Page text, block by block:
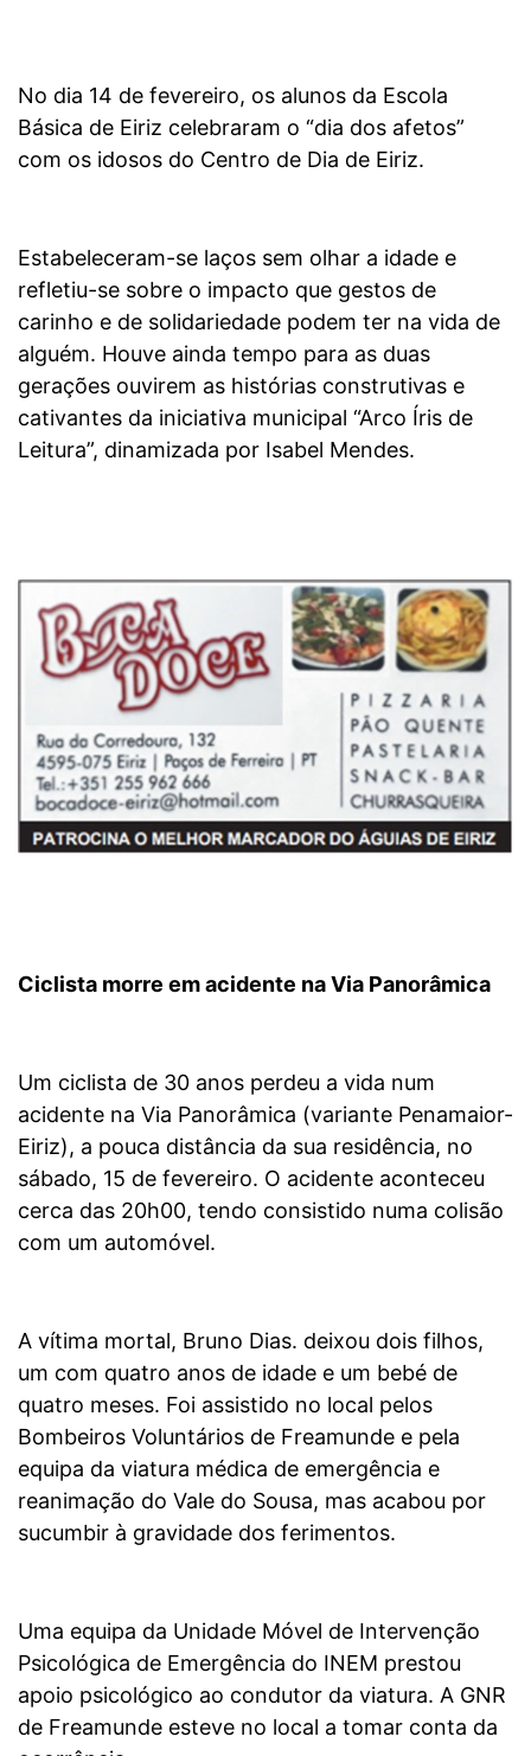
No dia 14 de fevereiro, os alunos da Escola
Básica de Eiriz celebraram o “dia dos afetos”
com os idosos do Centro de Dia de Eiriz.
Estabeleceram-se laços sem olhar a idade e
refletiu-se sobre o impacto que gestos de
carinho e de solidariedade podem ter na vida de
alguém. Houve ainda tempo para as duas
gerações ouvirem as histórias construtivas e
cativantes da iniciativa municipal “Arco Íris de
Leitura”, dinamizada por Isabel Mendes.
Ciclista morre em acidente na Via Panorâmica
Um ciclista de 30 anos perdeu a vida num
acidente na Via Panorâmica (variante Penamaior-
Eiriz), a pouca distância da sua residência, no
sábado, 15 de fevereiro. O acidente aconteceu
cerca das 20h00, tendo consistido numa colisão
com um automóvel.
A vítima mortal, Bruno Dias. deixou dois filhos,
um com quatro anos de idade e um bebé de
quatro meses. Foi assistido no local pelos
Bombeiros Voluntários de Freamunde e pela
equipa da viatura médica de emergência e
reanimação do Vale do Sousa, mas acabou por
sucumbir à gravidade dos ferimentos.
Uma equipa da Unidade Móvel de Intervenção
Psicológica de Emergência do INEM prestou
apoio psicológico ao condutor da viatura. A GNR
de Freamunde esteve no local a tomar conta da